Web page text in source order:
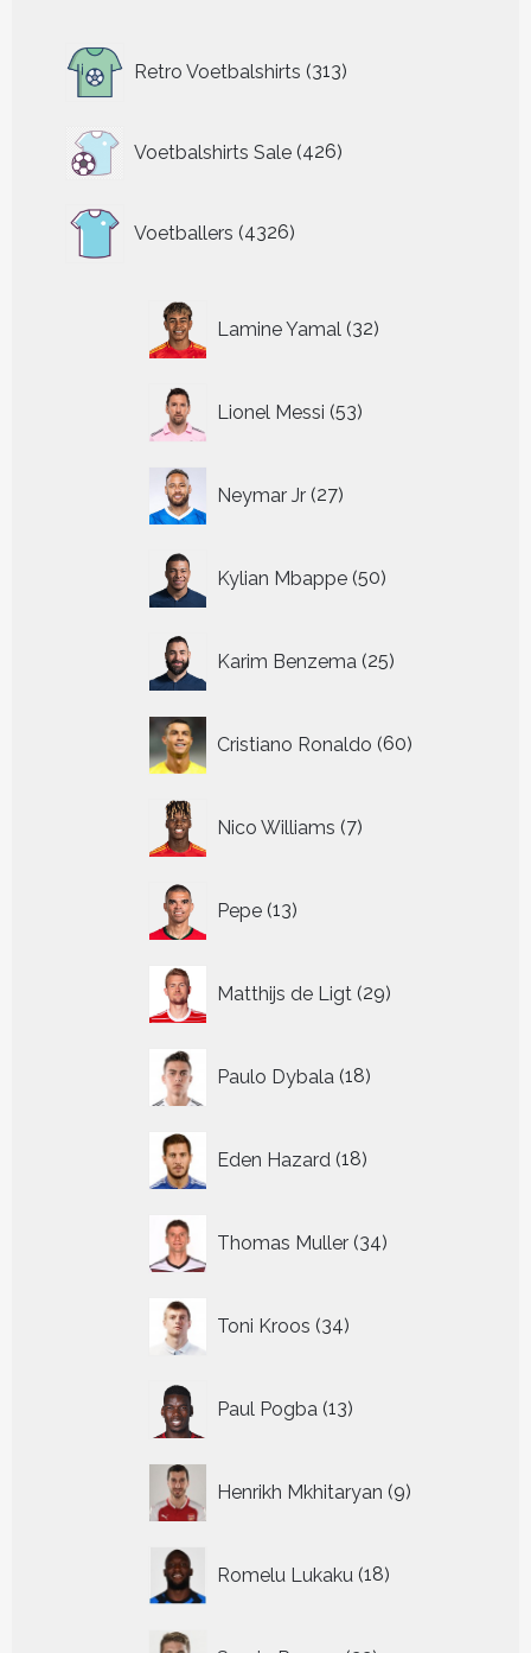
Retro Voetbalshirts 313
producten
Voetbalshirts Sale 426
426
producten
Voetballers 4326
producten
Lamine Yamal 32
producten
Lionel Messi 53
producten
Neymar Jr 27
producten
Kylian Mbappe 50
producten
Karim Benzema 25
producten
Cristiano Ronaldo 60
producten
Nico Williams 7
producten
Pepe 13
producten
Matthijs de Ligt 29
producten
Paulo Dybala 18
producten
Eden Hazard 18
producten
Thomas Muller 34
producten
Toni Kroos 34
producten
Paul Pogba 13
producten
Henrikh Mkhitaryan 9
producten
Romelu Lukaku 18
producten